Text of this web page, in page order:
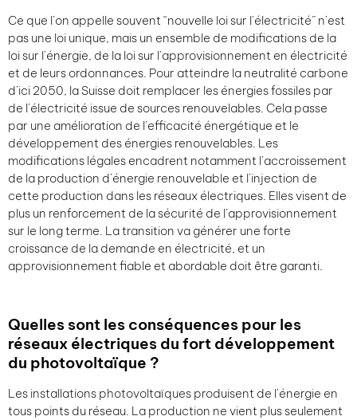
Ce que l’on appelle souvent “nouvelle loi sur l’électricité” n’est
pas une loi unique, mais un ensemble de modifications de la
loi sur l’énergie, de la loi sur l’approvisionnement en électricité
et de leurs ordonnances. Pour atteindre la neutralité carbone
d’ici 2050, la Suisse doit remplacer les énergies fossiles par
de l’électricité issue de sources renouvelables. Cela passe
par une amélioration de l’efficacité énergétique et le
développement des énergies renouvelables. Les
modifications légales encadrent notamment l’accroissement
de la production d’énergie renouvelable et l’injection de
cette production dans les réseaux électriques. Elles visent de
plus un renforcement de la sécurité de l’approvisionnement
sur le long terme. La transition va générer une forte
croissance de la demande en électricité, et un
approvisionnement fiable et abordable doit être garanti.
Quelles sont les conséquences pour les
réseaux électriques du fort développement
du photovoltaïque ?
Les installations photovoltaïques produisent de l’énergie en
tous points du réseau. La production ne vient plus seulement